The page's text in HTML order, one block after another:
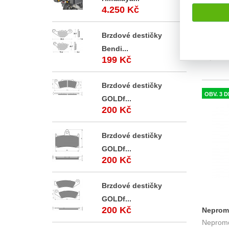
OBV. 3
4.250 Kč
Brzdové destičky
Bendi...
199 Kč
Brzdové destičky
GOLDf...
200 Kč
Brzdové destičky
GOLDf...
200 Kč
Brzdové destičky
GOLDf...
200 Kč